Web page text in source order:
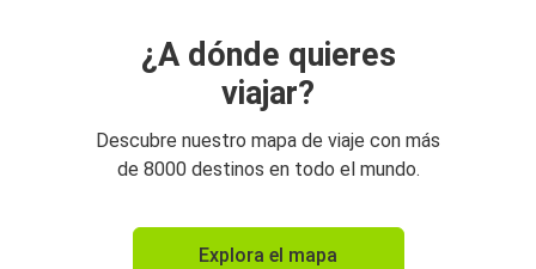
¿A dónde quieres
viajar?
Descubre nuestro mapa de viaje con más
de 8000 destinos en todo el mundo.
Explora el mapa